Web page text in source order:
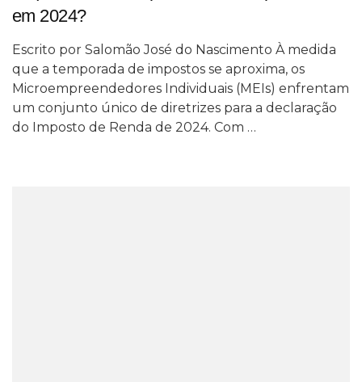
em 2024?
Escrito por Salomão José do Nascimento À medida
que a temporada de impostos se aproxima, os
Microempreendedores Individuais (MEIs) enfrentam
um conjunto único de diretrizes para a declaração
do Imposto de Renda de 2024. Com …